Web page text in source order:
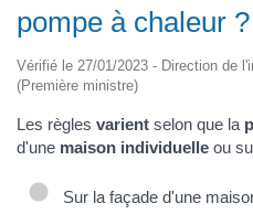
pompe à chaleur ?
Vérifié le 27/01/2023 - Direction de
(Première ministre)
Les règles varient selon que la
d'une maison individuelle ou
Sur la façade d'une